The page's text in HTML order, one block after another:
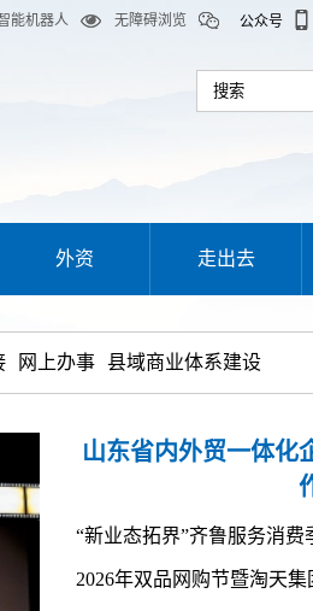
能机器人 无障碍浏览 公众号
外资 走出去
网上办事 县域商业体系建设
山东省内外贸一体化
“新业态拓界”齐鲁服务消费
2026年双品网购节暨淘天